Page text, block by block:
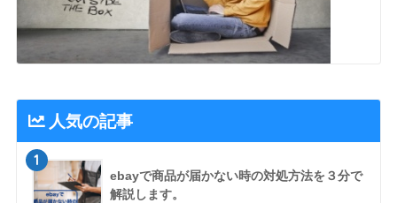
人気の記事
1
ebayで商品が届かない時の対処方法を３分で
解説します。